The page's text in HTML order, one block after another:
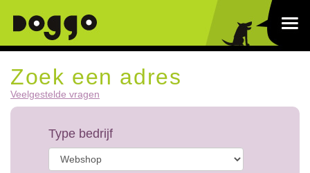
Zoek een adres
Veelgestelde vragen
Type bedrijf